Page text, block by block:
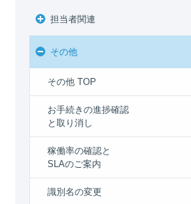
担当者関連
その他
その他 TOP
お手続きの進捗確認
と取り消し
稼働率の確認と
SLAのご案内
識別名の変更